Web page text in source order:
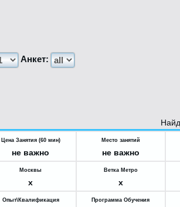
Анкет:
Цена Занятия (60 мин)
не важно
Место занятий
не важно
Москвы
x
Ветка Метро
x
Опыт\Квалификация Программа Обучения